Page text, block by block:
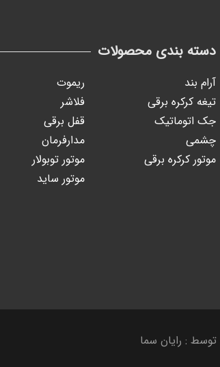
دسته بندی محصولات
آرام بند
تیغه کرکره برقی
جک اتوماتیک
چشمی
موتور کرکره برقی
ریموت
فلاشر
قفل برقی
مدارفرمان
موتور توبولار
موتور ساید
توسط : رایان سما